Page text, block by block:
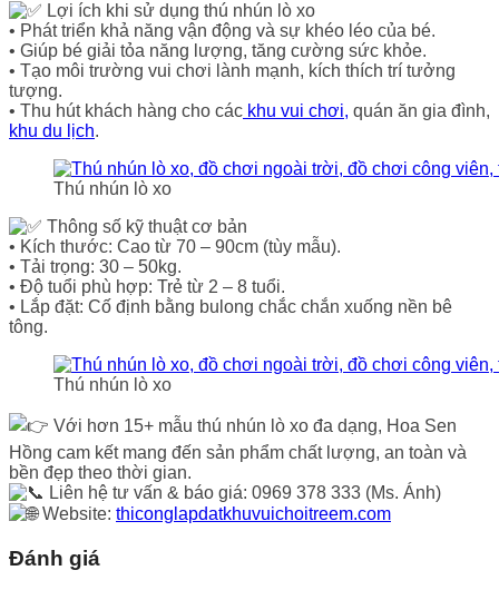
Lợi ích khi sử dụng thú nhún lò xo
• Phát triển khả năng vận động và sự khéo léo của bé.
• Giúp bé giải tỏa năng lượng, tăng cường sức khỏe.
• Tạo môi trường vui chơi lành mạnh, kích thích trí tưởng
tượng.
• Thu hút khách hàng cho các khu vui chơi, quán ăn gia đình,
khu du lịch.
Thú nhún lò xo
Thông số kỹ thuật cơ bản
• Kích thước: Cao từ 70 – 90cm (tùy mẫu).
• Tải trọng: 30 – 50kg.
• Độ tuổi phù hợp: Trẻ từ 2 – 8 tuổi.
• Lắp đặt: Cố định bằng bulong chắc chắn xuống nền bê
tông.
Thú nhún lò xo
Với hơn 15+ mẫu thú nhún lò xo đa dạng, Hoa Sen
Hồng cam kết mang đến sản phẩm chất lượng, an toàn và
bền đẹp theo thời gian.
Liên hệ tư vấn & báo giá: 0969 378 333 (Ms. Ánh)
Website: thiconglapdatkhuvuichoitreem.com
Đánh giá